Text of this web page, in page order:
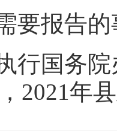
要报告的
行国务
2021年